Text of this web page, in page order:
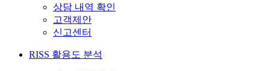
상담 내역 확인
고객제안
신고센터
RISS 활용도 분석